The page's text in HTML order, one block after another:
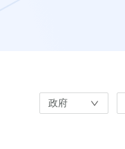
政府